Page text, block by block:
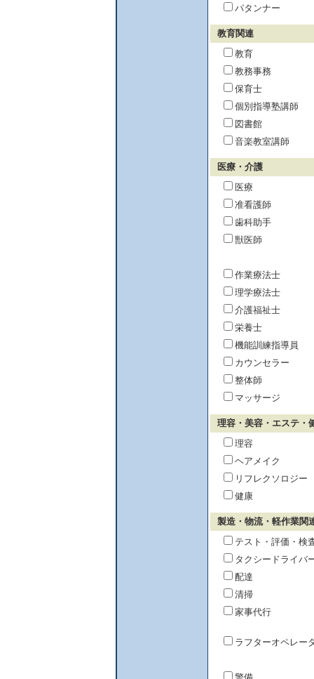
パタンナー
教育関連
教育
教務事務
保育士
個別指導塾講師
図書館
音楽教室講師
医療・介護
医療
准看護師
歯科助手
獣医師
作業療法士
理学療法士
介護福祉士
栄養士
機能訓練指導員
カウンセラー
整体師
マッサージ
理容・美容・エステ・
理容
ヘアメイク
リフレクソロジー
健康
製造・物流・軽作業関
テスト・評価・検
タクシードライバ
配達
清掃
家事代行
ラフターオペレー
警備